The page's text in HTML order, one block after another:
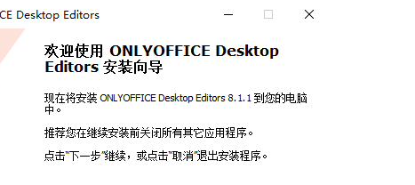
OpenDocument格式，用户无需担心文件格式兼容性问题。
平台，用户可以在不同设备和平台上无缝切换，实现办公无障碍。
，包括实时共享、评论与反馈、版本控制等，帮助团队实现更高效的协作。
静态加密技术，确保用户数据的安全性。